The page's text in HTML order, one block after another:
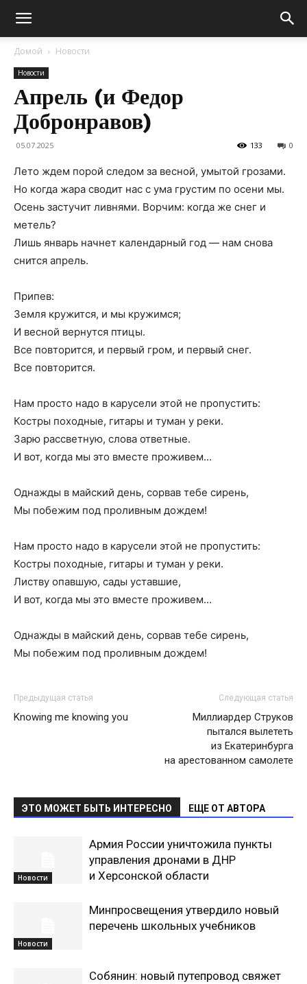
Домой Новости
Новости
Апрель (и Федор
Добронравов)
05.07.2025 0
133
Лето ждем порой следом за весной, умытой грозами.
Но когда жара сводит нас с ума грустим по осени мы.
Осень застучит ливнями. Ворчим: когда же снег и
метель?
Лишь январь начнет календарный год — нам снова
снится апрель.
Припев:
Земля кружится, и мы кружимся;
И весной вернутся птицы.
Все повторится, и первый гром, и первый снег.
Все повторится.
Нам просто надо в карусели этой не пропустить:
Костры походные, гитары и туман у реки.
Зарю рассветную, слова ответные.
И вот, когда мы это вместе проживем…
Однажды в майский день, сорвав тебе сирень,
Мы побежим под проливным дождем!
Нам просто надо в карусели этой не пропустить:
Костры походные, гитары и туман у реки.
Листву опавшую, сады уставшие,
И вот, когда мы это вместе проживем…
Однажды в майский день, сорвав тебе сирень,
Мы побежим под проливным дождем!
Предыдущая статья
Knowing me knowing you
Следующая статья
Миллиардер Струков
пытался вылететь
из Екатеринбурга
на арестованном самолете
ЭТО МОЖЕТ БЫТЬ ИНТЕРЕСНО ЕЩЕ ОТ АВТОРА
Новости
Армия России уничтожила пункты
управления дронами в ДНР
и Херсонской области
Новости
Минпросвещения утвердило новый
перечень школьных учебников
Собянин: новый путепровод свяжет